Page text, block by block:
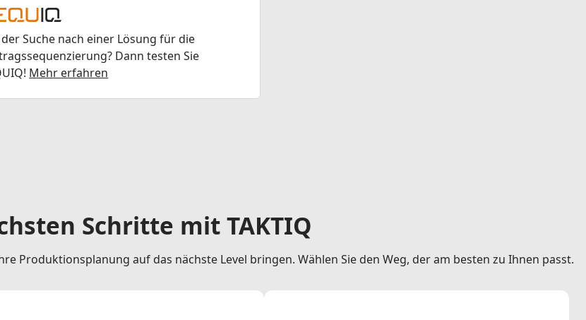
Suche nach einer Lösung für die
Dann testen Sie
Mehr erfahren
Schritte mit TAKTIQ
Produktionsplanung auf das nächste Level bringen. Wählen Sie den Weg, der am besten zu Ihnen passt.